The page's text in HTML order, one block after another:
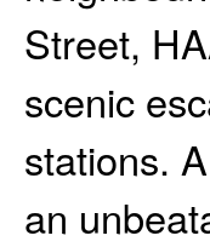
Street,
scenic
stations.
an